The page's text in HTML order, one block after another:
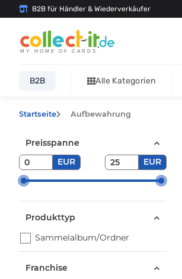
B2B für Händler & Wiederverkäufer
MY HOME OF CARDS
B2B Alle Kategorien
Startseite Aufbewahrung
Preisspanne
EUR
EUR
Produkttyp
Sammelalbum/Ordner
Franchise